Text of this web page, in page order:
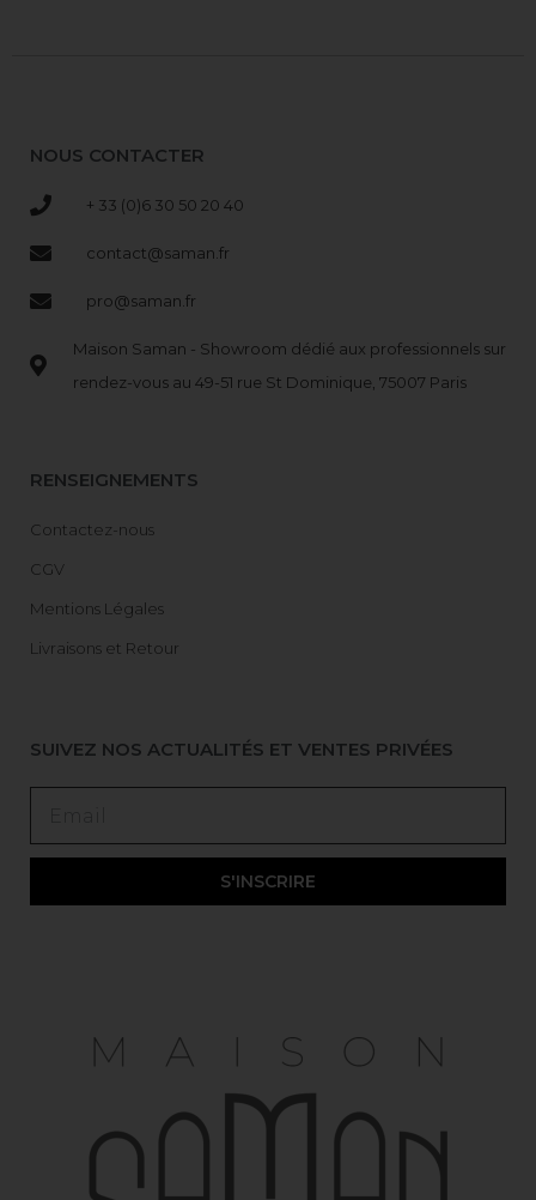
NOUS CONTACTER
+ 33 (0)6 30 50 20 40
contact@saman.fr
pro@saman.fr
Maison Saman - Showroom dédié aux professionnels sur
rendez-vous au 49-51 rue St Dominique, 75007 Paris
RENSEIGNEMENTS
Contactez-nous
CGV
Mentions Légales
Livraisons et Retour
SUIVEZ NOS ACTUALITÉS ET VENTES PRIVÉES
S'INSCRIRE